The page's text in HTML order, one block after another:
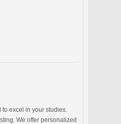
excel in your studies.
We offer personalized